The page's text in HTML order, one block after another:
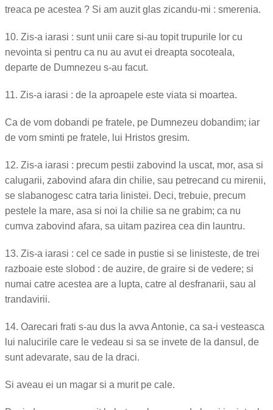
treaca pe acestea ? Si am auzit glas zicandu-mi : smerenia.
10. Zis-a iarasi : sunt unii care si-au topit trupurile lor cu
nevointa si pentru ca nu au avut ei dreapta socoteala,
departe de Dumnezeu s-au facut.
11. Zis-a iarasi : de la aproapele este viata si moartea.
Ca de vom dobandi pe fratele, pe Dumnezeu dobandim; iar
de vom sminti pe fratele, lui Hristos gresim.
12. Zis-a iarasi : precum pestii zabovind la uscat, mor, asa si
calugarii, zabovind afara din chilie, sau petrecand cu mirenii,
se slabanogesc catra taria linistei. Deci, trebuie, precum
pestele la mare, asa si noi la chilie sa ne grabim; ca nu
cumva zabovind afara, sa uitam pazirea cea din launtru.
13. Zis-a iarasi : cel ce sade in pustie si se linisteste, de trei
razboaie este slobod : de auzire, de graire si de vedere; si
numai catre acestea are a lupta, catre al desfranarii, sau al
trandavirii.
14. Oarecari frati s-au dus la avva Antonie, ca sa-i vesteasca
lui nalucirile care le vedeau si sa se invete de la dansul, de
sunt adevarate, sau de la draci.
Si aveau ei un magar si a murit pe cale.